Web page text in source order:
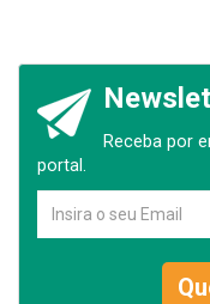
Receba por
portal.